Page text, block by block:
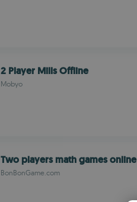
2 Player Mills Offline
Mobyo
Two players math games online
BonBonGame.com